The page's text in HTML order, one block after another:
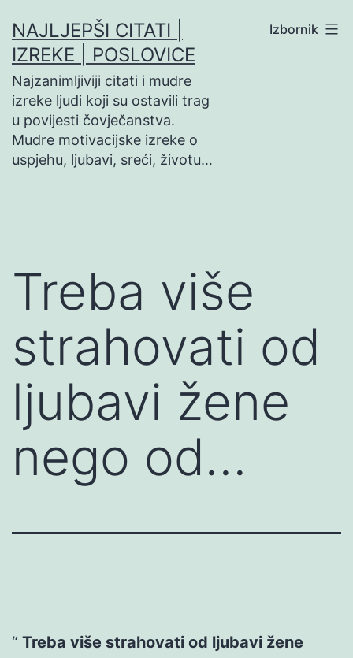
na
sadržaj
NAJLJEPŠI CITATI |
IZREKE | POSLOVICE
Najzanimljiviji citati i mudre
izreke ljudi koji su ostavili trag
u povijesti čovječanstva.
Mudre motivacijske izreke o
uspjehu, ljubavi, sreći, životu…
Izbornik
Treba više
strahovati od
ljubavi žene
nego od…
Treba više strahovati od ljubavi žene